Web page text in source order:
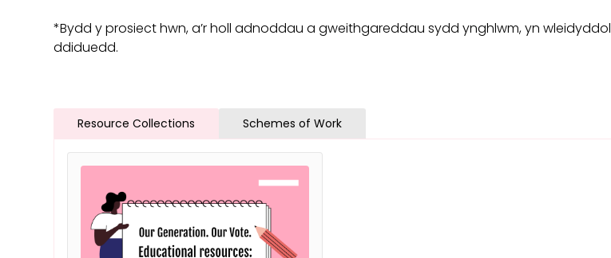
*Bydd y prosiect hwn, a’r holl adnoddau a gweithgareddau sydd ynghlwm, yn wleidyddol
ddiduedd.
Resource Collections Schemes of Work